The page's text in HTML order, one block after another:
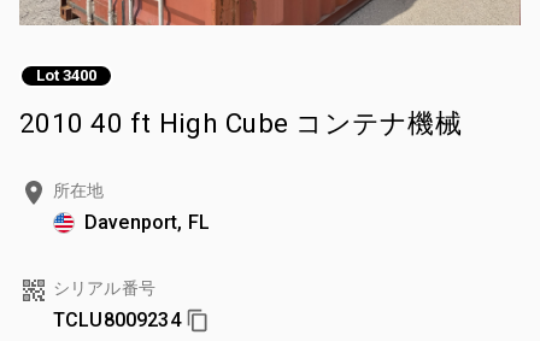
Lot 3400
2010 40 ft High Cube コンテナ機械
所在地
Davenport, FL
シリアル番号
TCLU8009234